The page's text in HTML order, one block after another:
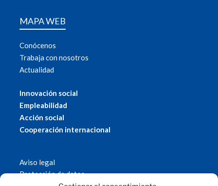
MAPA WEB
Conócenos
Trabaja con nosotros
Actualidad
Innovación social
Empleabilidad
Acción social
Cooperación internacional
Aviso legal
Protección de datos